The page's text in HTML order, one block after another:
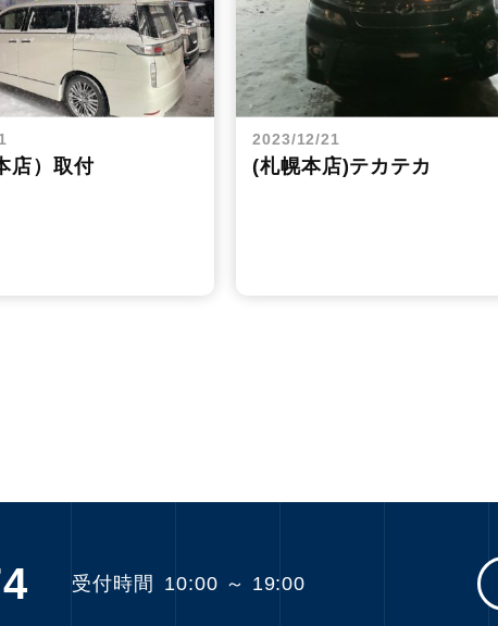
店）取付
2023/12/21
(札幌本店)テカテカ
受付時間 10:00 ～ 19:00